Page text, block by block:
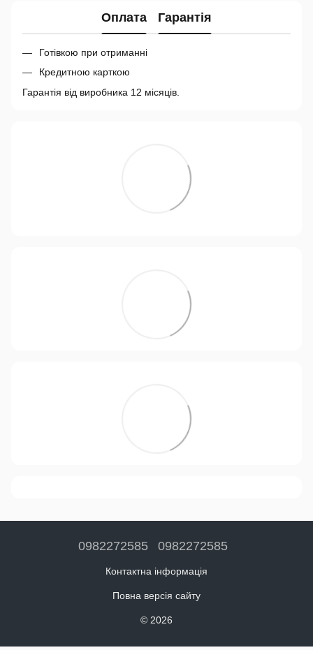
Оплата Гарантія
Готівкою при отриманні
Кредитною карткою
Гарантія від виробника 12 місяців.
0982272585 0982272585
Контактна інформація
Повна версія сайту
© 2026